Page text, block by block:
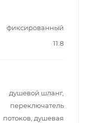
фиксированный
11.8
душевой шланг,
переключатель
потоков, душевая